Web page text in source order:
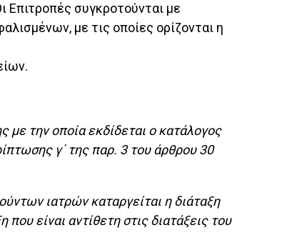
Επιτροπές συγκροτούνται με
με τις οποίες ορίζονται η
την οποία εκδίδεται ο κατάλογος
γ΄ της παρ. 3 του άρθρου 30
ιατρών καταργείται η διάταξη
είναι αντίθετη στις διατάξεις του